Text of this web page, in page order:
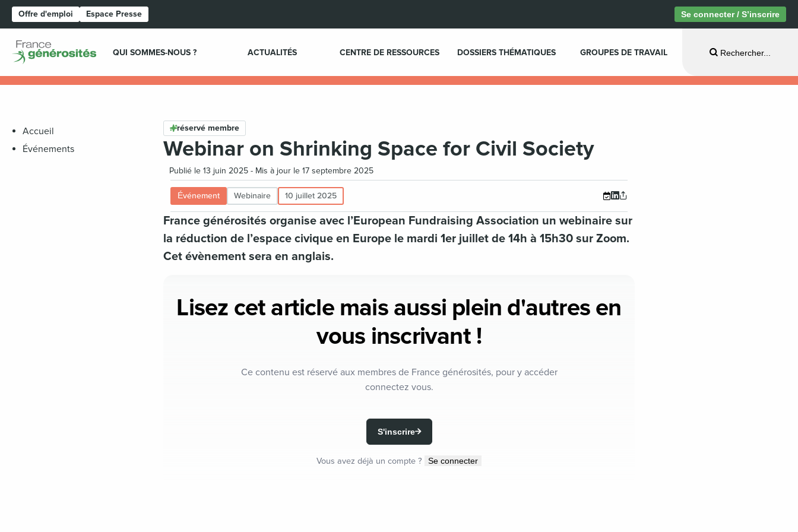
Offre d'emploi Espace Presse Se connecter / S’inscrire
QUI SOMMES-NOUS ? ACTUALITÉS CENTRE DE RESSOURCES DOSSIERS THÉMATIQUES GROUPES DE TRAVAIL Rechercher...
Accueil
Événements
réservé membre
Webinar on Shrinking Space for Civil Society
Publié le 13 juin 2025 - Mis à jour le 17 septembre 2025
Événement Webinaire 10 juillet 2025
France générosités organise avec l’European Fundraising Association un webinaire sur
la réduction de l’espace civique en Europe le mardi 1er juillet de 14h à 15h30 sur Zoom.
Cet évènement sera en anglais.
Lisez cet article mais aussi plein d'autres en
vous inscrivant !
Ce contenu est réservé aux membres de France générosités, pour y accéder
connectez vous.
S'inscrire
Vous avez déjà un compte ? Se connecter